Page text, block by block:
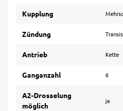
Kupplung
Zündung
Antrieb Kette
Ganganzahl 6
A2-Drosselung
möglich
ja